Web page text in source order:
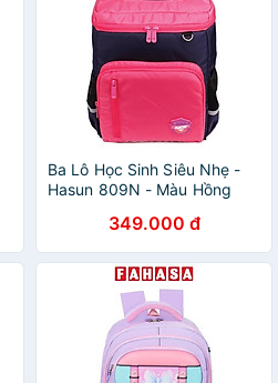
Ba Lô Học Sinh Siêu Nhẹ -
Hasun 809N - Màu Hồng
349.000 đ